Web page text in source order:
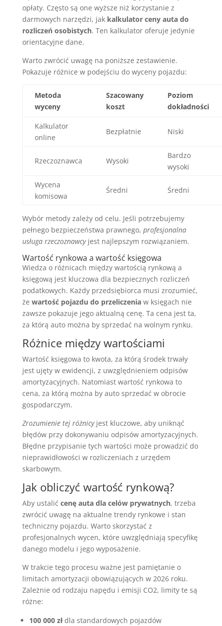
opłaty. Często są one wyższe niż korzystanie z
darmowych narzędzi, jak kalkulator ceny auta do
rozliczeń osobistych. Ten kalkulator oferuje jedynie
orientacyjne dane.
Warto zwrócić uwagę na poniższe zestawienie.
Pokazuje różnice w podejściu do wyceny pojazdu:
Metoda
wyceny
Szacowany
koszt
Poziom
dokładności
Kalkulator
online
Bezpłatnie Niski
Rzeczoznawca Wysoki
Bardzo
wysoki
Wycena
komisowa
Średni Średni
Wybór metody zależy od celu. Jeśli potrzebujemy
pełnego bezpieczeństwa prawnego, profesjonalna
usługa rzeczoznawcyjest najlepszym rozwiązaniem.
Wartość rynkowa a wartość księgowa
Wiedza o różnicach między wartością rynkową a
księgową jest kluczowa dla bezpiecznych rozliczeń
podatkowych. Każdy przedsiębiorca musi zrozumieć,
że wartość pojazdu do przeliczeniaw księgach nie
zawsze pokazuje jego aktualną cenę. Ta cena jest ta,
za którą auto można by sprzedać na wolnym rynku.
Różnice między wartościami
Wartość księgowa to kwota, za którą środek trwały
jest ujęty w ewidencji, z uwzględnieniem odpisów
amortyzacyjnych. Natomiast wartość rynkowa to
cena, za którą można by auto sprzedać w obrocie
gospodarczym.
Zrozumienie tej różnicyjest kluczowe, aby uniknąć
błędów przy dokonywaniu odpisów amortyzacyjnych.
Błędne przypisanie tych wartości może prowadzić do
nieprawidłowości w rozliczeniach z urzędem
skarbowym.
Jak obliczyć wartość rynkową?
Aby ustalić cenę auta dla celów prywatnych, trzeba
zwrócić uwagę na aktualne trendy rynkowe i stan
techniczny pojazdu. Warto skorzystać z
profesjonalnych wycen, które uwzględniają specyfikę
danego modelu i jego wyposażenie.
W trakcie tego procesu ważne jest pamiętanie o
limitach amortyzacji obowiązujących w 2026 roku.
Zależnie od rodzaju napędu i emisji CO2, limity te są
różne:
100 000 złdla standardowych pojazdów